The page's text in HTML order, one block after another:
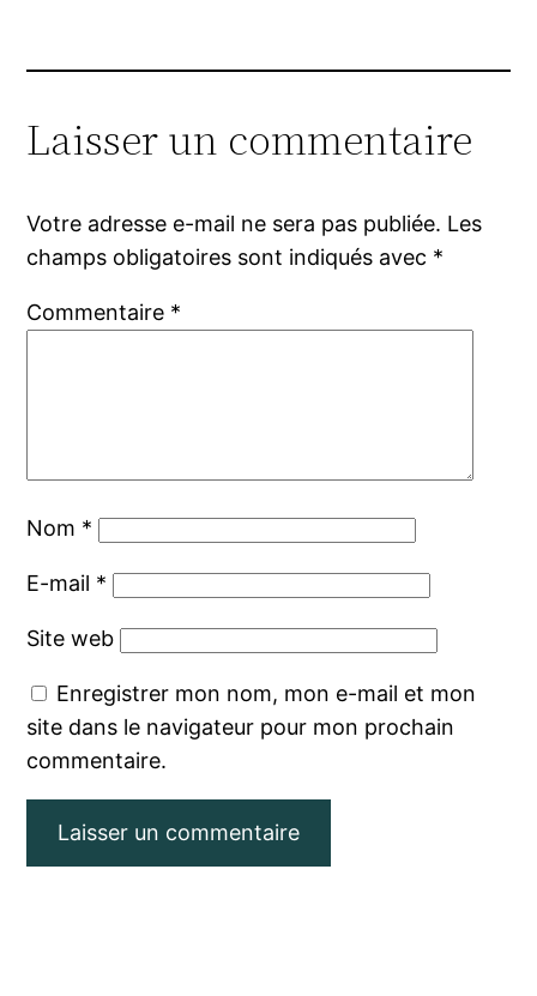
Laisser un commentaire
Votre adresse e-mail ne sera pas publiée. Les
champs obligatoires sont indiqués avec *
Commentaire *
Nom *
E-mail *
Site web
Enregistrer mon nom, mon e-mail et mon
site dans le navigateur pour mon prochain
commentaire.